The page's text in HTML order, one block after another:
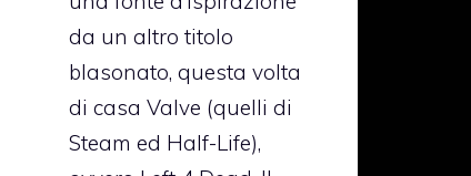
da un altro titolo
blasonato, questa volta
di casa Valve (quelli di
Steam ed Half-Life),